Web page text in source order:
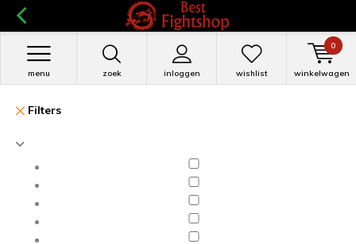
zoek inloggen
menu wishlist winkelwagen
0
Filters